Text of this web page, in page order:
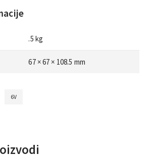
.5 kg
67 × 67 × 108.5 mm
6V